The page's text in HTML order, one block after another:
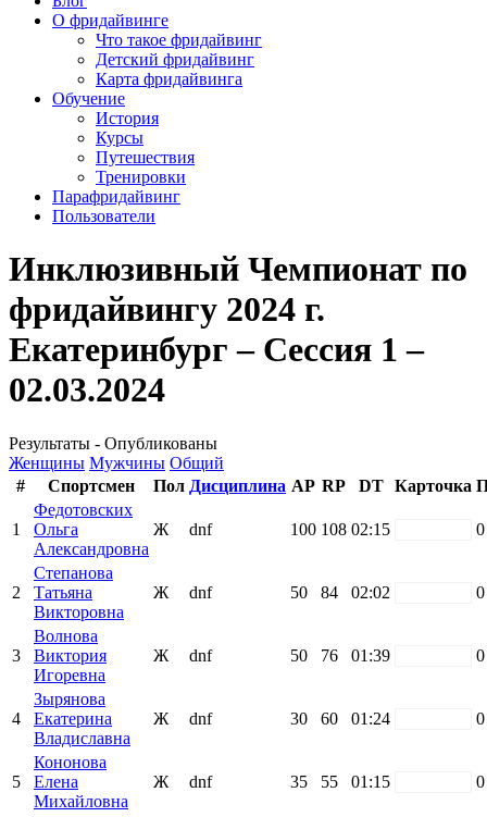
О фридайвинге
Что такое фридайвинг
Детский фридайвинг
Карта фридайвинга
Обучение
История
Курсы
Путешествия
Тренировки
Парафридайвинг
Пользователи
Инклюзивный Чемпионат по
фридайвингу 2024 г.
Екатеринбург – Сессия 1 –
02.03.2024
Результаты - Опубликованы
Женщины Мужчины Общий
#
Спортсмен Пол Дисциплина AP RP DT Карточка
1
Федотовских
Ольга
Александровна
Ж dnf 100 108 02:15 0
2
Степанова
Татьяна
Викторовна
Ж dnf 50 84 02:02 0
3
Волнова
Виктория
Игоревна
Ж dnf 50 76 01:39 0
4
Зырянова
Екатерина
Владиславна
Ж dnf 30 60 01:24 0
5
Кононова
Елена
Михайловна
Ж dnf 35 55 01:15 0